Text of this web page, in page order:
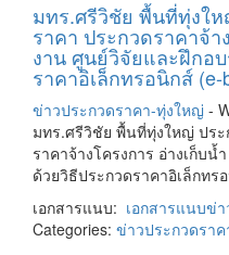
มทร.ศรีวิชัย พื้นที่ทุ่งใ
ราคา ประกวดราคาจ้า
งาน ศูนย์วิจัยและฝึกอ
ราคาอิเล็กทรอนิกส์ (e-
ข่าวประกวดราคา-ทุ่งใหญ่ -
มทร.ศรีวิชัย พื้นที่ทุ่งใหญ่ ปร
ราคาจ้างโครงการ อ่างเก็บ
ด้วยวิธีประกวดราคาอิเล็กทร
เอกสารแนบ: เอกสารแนบข่า
Categories: ข่าวประกวดราค